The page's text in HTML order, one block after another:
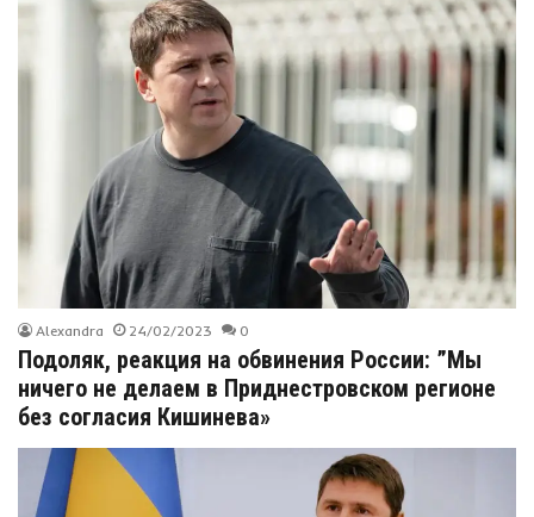
Alexandra 24/02/2023 0
Подоляк, реакция на обвинения России: ”Мы
ничего не делаем в Приднестровском регионе
без согласия Кишинева»